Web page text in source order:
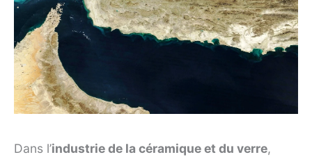
Dans l’industrie de la céramique et du verre,